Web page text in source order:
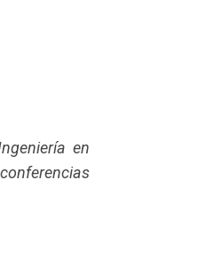
en